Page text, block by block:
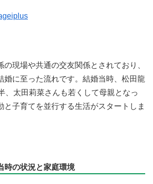
の現場や共通の交友関係とされており、
婚に至った流れです。結婚当時、松田龍
、太田莉菜さんも若くして母親となっ
と子育てを並行する生活がスタートしま
時の状況と家庭環境